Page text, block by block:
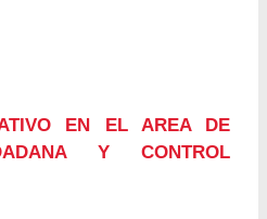
EN EL AREA DE
Y CONTROL